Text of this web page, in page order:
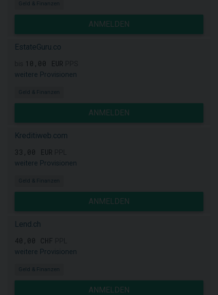
Geld & Finanzen
ANMELDEN
EstateGuru.co
10,00 EUR
weitere Provisionen
Geld & Finanzen
ANMELDEN
Kreditiweb.com
33,00 EUR
weitere Provisionen
Geld & Finanzen
ANMELDEN
Lend.ch
40,00 CHF
weitere Provisionen
Geld & Finanzen
ANMELDEN